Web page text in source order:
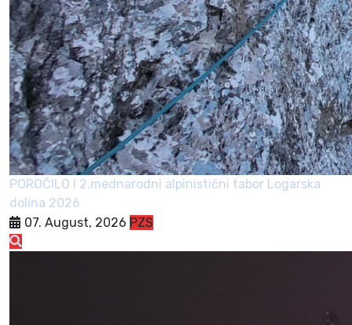
POROČILO I 2.mednarodni alpinistični tabor Logarska
dolina 2026
07. August, 2026 PZS